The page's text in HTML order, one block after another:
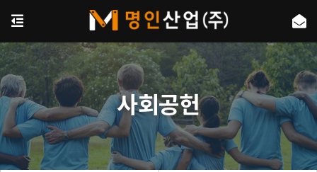
사회공헌